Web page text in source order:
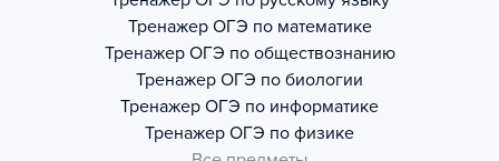
Тренажер ОГЭ по математике
Тренажер ОГЭ по обществознанию
Тренажер ОГЭ по биологии
Тренажер ОГЭ по информатике
Тренажер ОГЭ по физике